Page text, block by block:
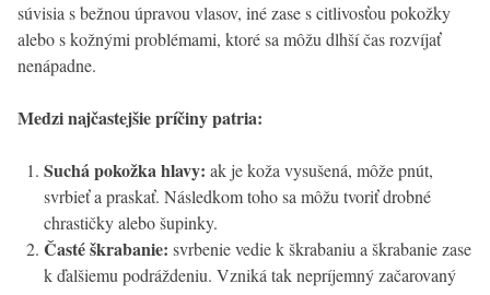
súvisia s bežnou úpravou vlasov, iné zase s citlivosťou pokožky
alebo s kožnými problémami, ktoré sa môžu dlhší čas rozvíjať
nenápadne.
Medzi najčastejšie príčiny patria:
Suchá pokožka hlavy: ak je koža vysušená, môže pnút,
svrbieť a praskať. Následkom toho sa môžu tvoriť drobné
chrastičky alebo šupinky.
Časté škrabanie: svrbenie vedie k škrabaniu a škrabanie zase
k ďalšiemu podráždeniu. Vzniká tak nepríjemný začarovaný